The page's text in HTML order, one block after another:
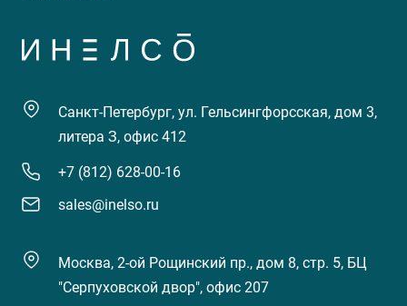
Санкт-Петербург, ул. Гельсингфорсская, дом 3,
литера З, офис 412
+7 (812) 628-00-16
sales@inelso.ru
Москва, 2-ой Рощинский пр., дом 8, стр. 5, БЦ
"Серпуховской двор", офис 207